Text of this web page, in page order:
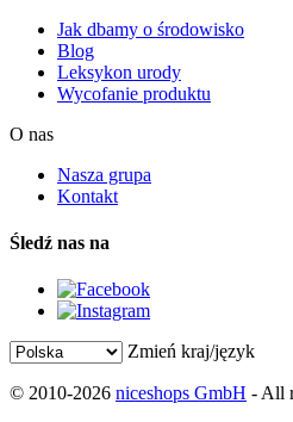
Jak dbamy o środowisko
Blog
Leksykon urody
Wycofanie produktu
O nas
Nasza grupa
Kontakt
Śledź nas na
Zmień kraj/język
© 2010-2026 niceshops GmbH - All